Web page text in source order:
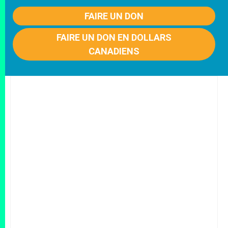
FAIRE UN DON
FAIRE UN DON EN DOLLARS
CANADIENS